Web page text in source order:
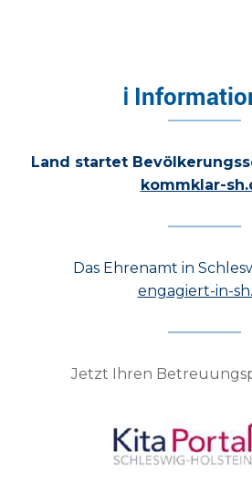
ℹ
Land startet
kommklar-
Das Ehrenamt in
engagiert-in-
Jetzt Ihren